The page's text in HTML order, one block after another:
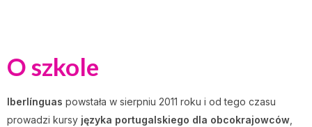
O szkole
Iberlínguas powstała w sierpniu 2011 roku i od tego czasu
prowadzi kursy języka portugalskiego dla obcokrajowców